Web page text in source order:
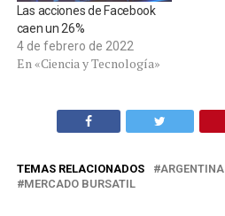
Las acciones de Facebook
caen un 26%
4 de febrero de 2022
En «Ciencia y Tecnología»
TEMAS RELACIONADOS ARGENTINA
MERCADO BURSATIL